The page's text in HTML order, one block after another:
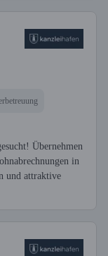
Übernehmen
in
und attraktive